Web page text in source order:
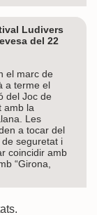
Ludivers
del 22
el marc de
a terme el
del Joc de
amb la
Les
a tocar del
seguretat i
coincidir amb
“Girona,